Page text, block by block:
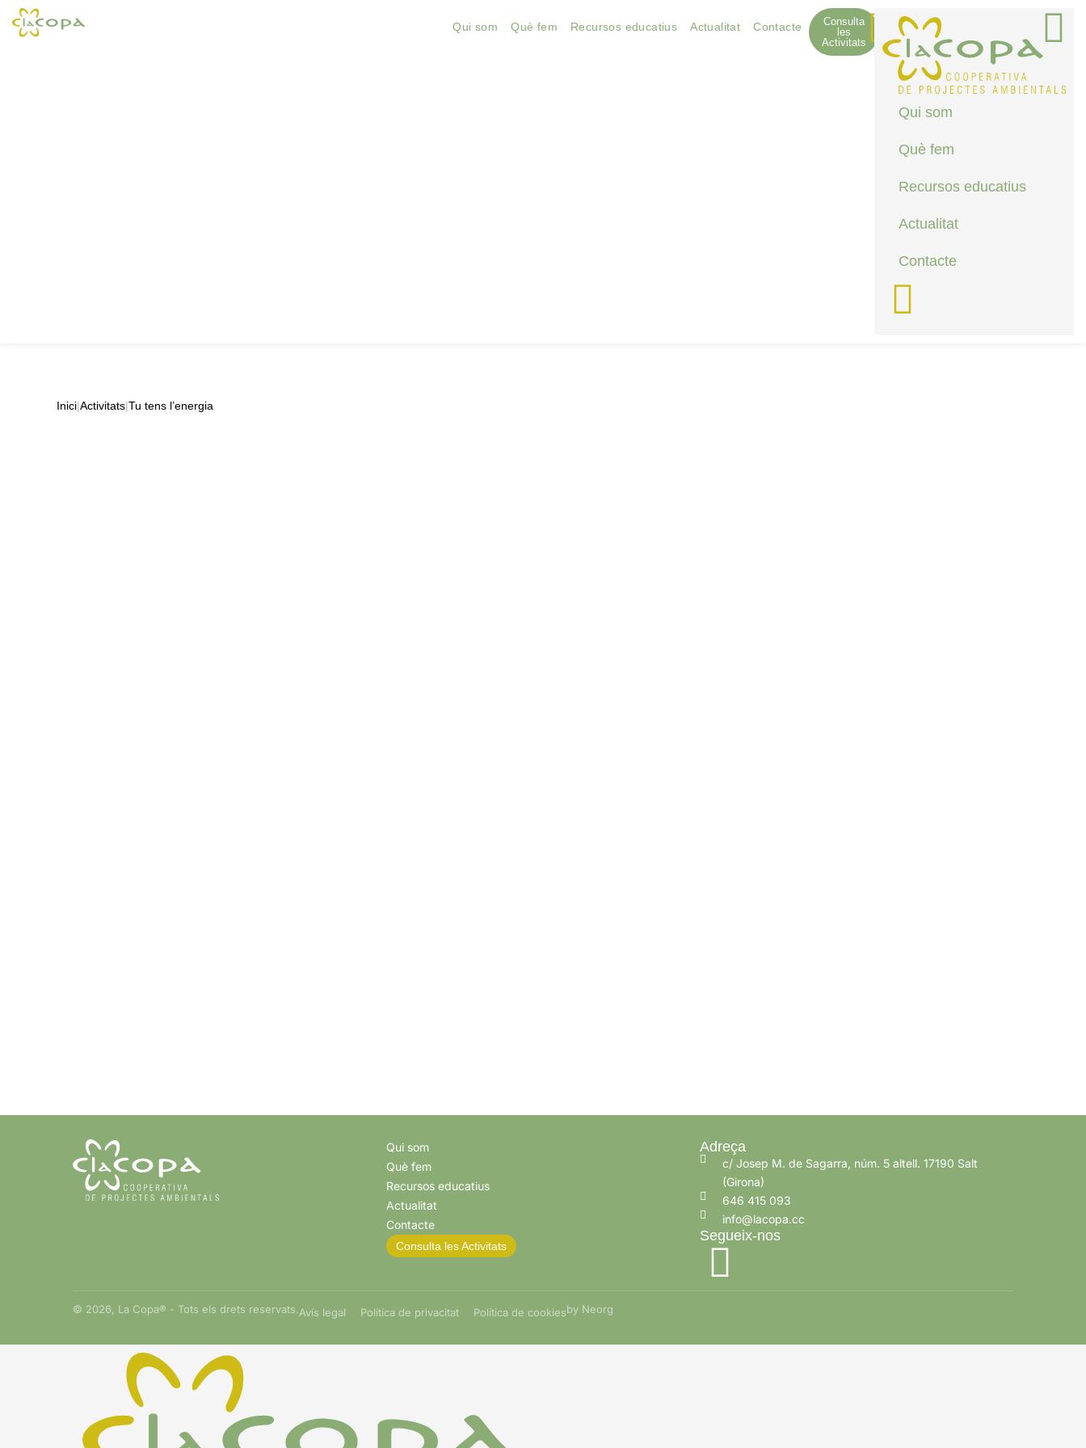
Qui som Què fem Recursos educatius Actualitat Contacte
Consulta
les
Activitats
Qui som
Què fem
Recursos educatius
Actualitat
Contacte
Inici|Activitats|Tu tens l’energia
Qui som
Què fem
Recursos educatius
Actualitat
Contacte
Consulta les Activitats
Adreça
c/ Josep M. de Sagarra, núm. 5 altell. 17190 Salt
(Girona)
646 415 093
info@lacopa.cc
Segueix-nos
© 2026, La Copa® - Tots els drets reservats.Avís legal Política de privacitat Política de cookiesby Neorg